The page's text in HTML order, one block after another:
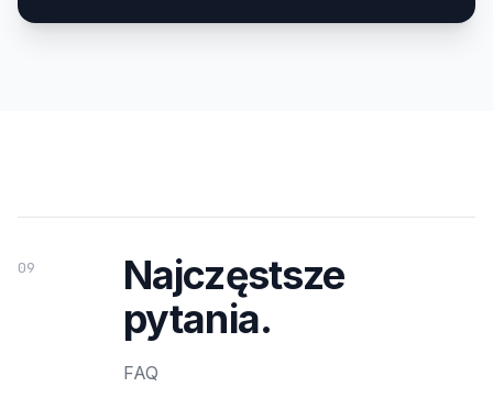
09
Najczęstsze
pytania.
FAQ